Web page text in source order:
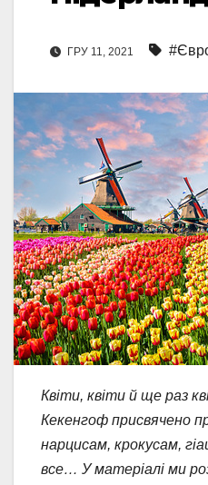
ГРУ 11, 2021
Квіти, квіти й ще раз
Кекенгоф присвячено
нарцисам, крокусам,
все… У матеріалі ми